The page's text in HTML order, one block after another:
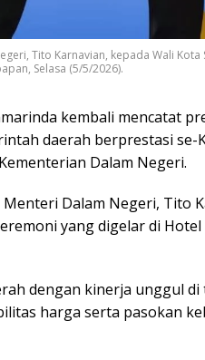
Tito Karnavian, kepada Wali Kota
Selasa (5/5/2026).
kembali mencatat
daerah berprestasi se-
Dalam Negeri.
Dalam Negeri, Tito
yang digelar di
dengan kinerja unggul di
harga serta pasokan